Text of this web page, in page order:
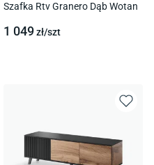
Szafka Rtv Granero Dąb Wotan
1 049zł/szt